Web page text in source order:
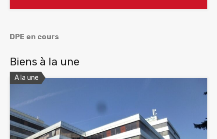
DPE en cours
Biens à la une
A la une